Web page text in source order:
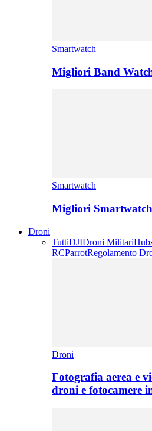
Smartwatch
Migliori Band
Smartwatch
Migliori
Droni
TuttiDJIDroni Militari
RCParrotRegolamento
Droni
Fotografia aerea e
droni e fotocamere